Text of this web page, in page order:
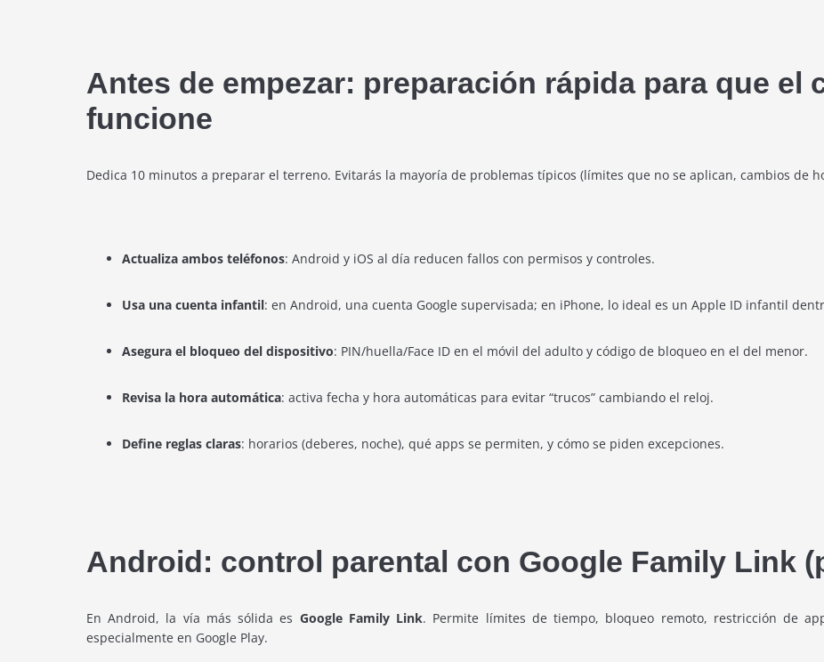
Antes de empezar: preparación rápida para que el
funcione
Dedica 10 minutos a preparar el terreno. Evitarás la mayoría de problemas típicos (límites que no se aplican, cambios de
Actualiza ambos teléfonos: Android y iOS al día reducen fallos con permisos y controles.
Usa una cuenta infantil: en Android, una cuenta Google supervisada; en iPhone, lo ideal es un Apple ID infantil
Asegura el bloqueo del dispositivo: PIN/huella/Face ID en el móvil del adulto y código de bloqueo en el del menor.
Revisa la hora automática: activa fecha y hora automáticas para evitar “trucos” cambiando el reloj.
Define reglas claras: horarios (deberes, noche), qué apps se permiten, y cómo se piden excepciones.
Android: control parental con Google Family Link
En Android, la vía más sólida es Google Family Link. Permite límites de tiempo, bloqueo remoto, restricción de
especialmente en Google Play.